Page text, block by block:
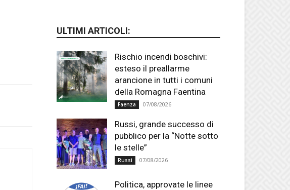
ULTIMI ARTICOLI:
Rischio incendi boschivi:
esteso il preallarme
arancione in tutti i comuni
della Romagna Faentina
Faenza 07/08/2026
Russi, grande successo di
pubblico per la “Notte sotto
le stelle”
Russi 07/08/2026
Politica, approvate le linee